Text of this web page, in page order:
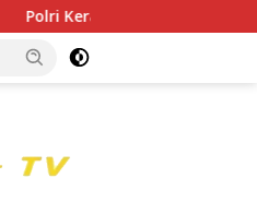
Akpol Dampingi Siswa di 73